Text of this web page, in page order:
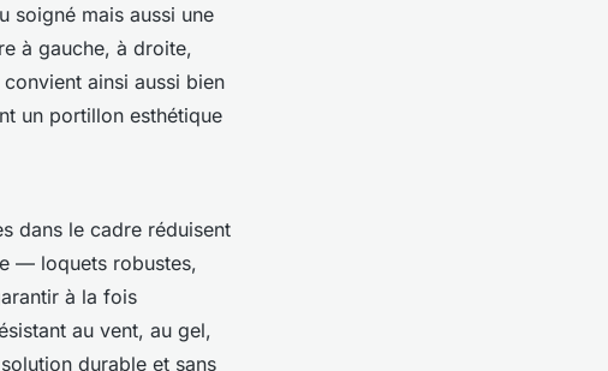
soigné mais aussi une
à gauche, à droite,
ainsi aussi bien
un portillon esthétique
dans le cadre réduisent
— loquets robustes,
à la fois
au vent, au gel,
durable et sans